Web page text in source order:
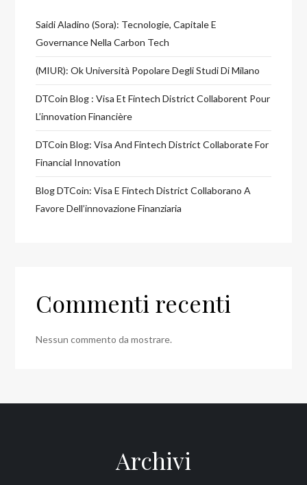
Saidi Aladino (Sora): Tecnologie, Capitale E
Governance Nella Carbon Tech
(MIUR): Ok Università Popolare Degli Studi Di Milano
DTCoin Blog : Visa Et Fintech District Collaborent Pour
L’innovation Financière
DTCoin Blog: Visa And Fintech District Collaborate For
Financial Innovation
Blog DTCoin: Visa E Fintech District Collaborano A
Favore Dell’innovazione Finanziaria
Commenti recenti
Nessun commento da mostrare.
Archivi